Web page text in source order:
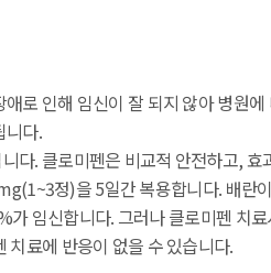
로 인해 임신이 잘 되지 않아 병원
니다.
다. 클로미펜은 비교적 안전하고,
정)을 5일간 복용합니다. 배란
임신합니다. 그러나 클로미펜 치
료에 반응이 없을 수 있습니다.